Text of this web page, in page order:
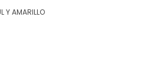
Y AMARILLO